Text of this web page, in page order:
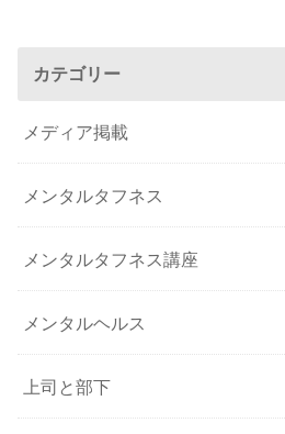
カテゴリー
メディア掲載
メンタルタフネス
メンタルタフネス講座
メンタルヘルス
上司と部下